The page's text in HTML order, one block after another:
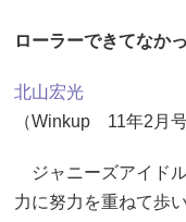
ローラーできてなか
北山宏光
（Winkup 11年2月号
ジャニーズアイド
力に努力を重ねて歩